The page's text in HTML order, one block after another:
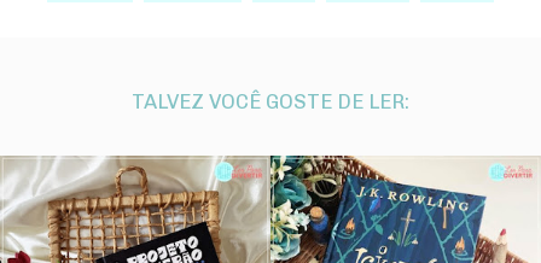
TALVEZ VOCÊ GOSTE DE LER: